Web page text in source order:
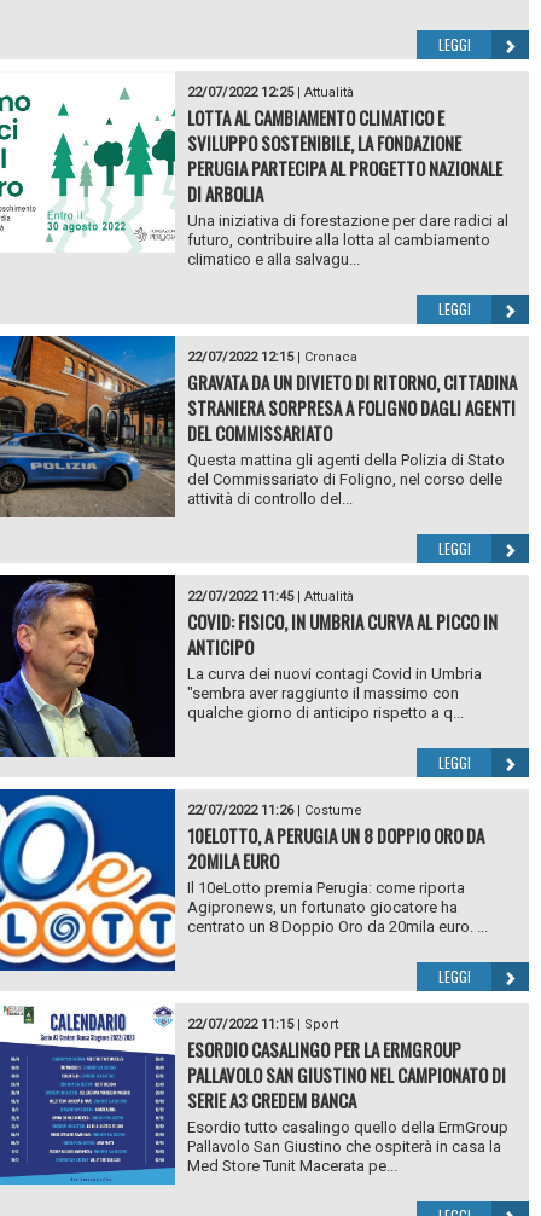
LEGGI
22/07/2022 12:25| Attualità
LOTTA AL CAMBIAMENTO CLIMATICO E
SVILUPPO SOSTENIBILE, LA FONDAZIONE
PERUGIA PARTECIPA AL PROGETTO NAZIONALE
DI ARBOLIA
Una iniziativa di forestazione per dare radici al
futuro, contribuire alla lotta al cambiamento
climatico e alla salvagu...
LEGGI
22/07/2022 12:15| Cronaca
GRAVATA DA UN DIVIETO DI RITORNO, CITTADINA
STRANIERA SORPRESA A FOLIGNO DAGLI AGENTI
DEL COMMISSARIATO
Questa mattina gli agenti della Polizia di Stato
del Commissariato di Foligno, nel corso delle
attività di controllo del...
LEGGI
22/07/2022 11:45| Attualità
COVID: FISICO, IN UMBRIA CURVA AL PICCO IN
ANTICIPO
La curva dei nuovi contagi Covid in Umbria
"sembra aver raggiunto il massimo con
qualche giorno di anticipo rispetto a q...
LEGGI
22/07/2022 11:26| Costume
10ELOTTO, A PERUGIA UN 8 DOPPIO ORO DA
20MILA EURO
Il 10eLotto premia Perugia: come riporta
Agipronews, un fortunato giocatore ha
centrato un 8 Doppio Oro da 20mila euro. ...
LEGGI
22/07/2022 11:15| Sport
ESORDIO CASALINGO PER LA ERMGROUP
PALLAVOLO SAN GIUSTINO NEL CAMPIONATO DI
SERIE A3 CREDEM BANCA
Esordio tutto casalingo quello della ErmGroup
Pallavolo San Giustino che ospiterà in casa la
Med Store Tunit Macerata pe...